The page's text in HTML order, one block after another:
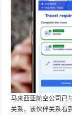
马来西亚航空公司已
关系，该伙伴关系看